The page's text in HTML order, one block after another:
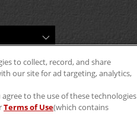
to collect, record, and share
our site for ad targeting, analytics,
to the use of these technologies
Terms of Use(which contains